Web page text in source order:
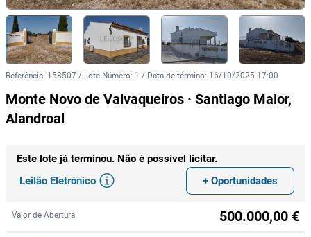
Referência: 158507 / Lote Número: 1 / Data de término: 16/10/2025 17:00
Monte Novo de Valvaqueiros · Santiago Maior,
Alandroal
Este lote já terminou. Não é possível licitar.
Leilão Eletrónico
+ Oportunidades
Valor de Abertura 500.000,00 €